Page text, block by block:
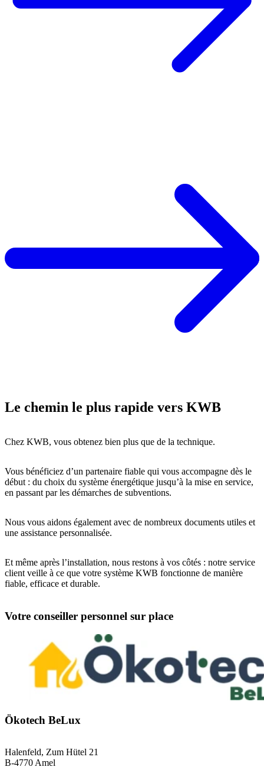
Le chemin le plus rapide vers KWB
Chez KWB, vous obtenez bien plus que de la technique.
Vous bénéficiez d’un partenaire fiable qui vous accompagne dès le
début : du choix du système énergétique jusqu’à la mise en service,
en passant par les démarches de subventions.
Nous vous aidons également avec de nombreux documents utiles et
une assistance personnalisée.
Et même après l’installation, nous restons à vos côtés : notre service
client veille à ce que votre système KWB fonctionne de manière
fiable, efficace et durable.
Votre conseiller personnel sur place
Ökotech BeLux
Halenfeld, Zum Hütel 21
B-4770 Amel